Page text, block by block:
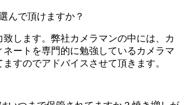
んで頂けますか？
致します。弊社カメラマンの中には、カ
ネートを専門的に勉強しているカメラマ
ますのでアドバイスさせて頂きます。